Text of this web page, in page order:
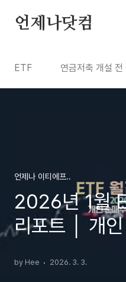
언제나닷컴
ETF 연금저축 개설 전
언제나 이티에프..
2026년 1월
리포트 │ 개인
by Hee 2026. 3. 3.